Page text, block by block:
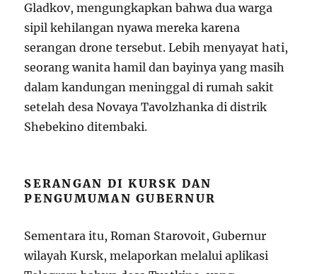
Gladkov, mengungkapkan bahwa dua warga
sipil kehilangan nyawa mereka karena
serangan drone tersebut. Lebih menyayat hati,
seorang wanita hamil dan bayinya yang masih
dalam kandungan meninggal di rumah sakit
setelah desa Novaya Tavolzhanka di distrik
Shebekino ditembaki.
SERANGAN DI KURSK DAN
PENGUMUMAN GUBERNUR
Sementara itu, Roman Starovoit, Gubernur
wilayah Kursk, melaporkan melalui aplikasi